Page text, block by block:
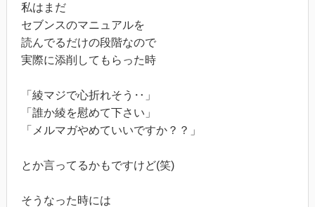
私はまだ
セブンスのマニュアルを
読んでるだけの段階なので
実際に添削してもらった時
「綾マジで心折れそう‥」
「誰か綾を慰めて下さい」
「メルマガやめていいですか？？」
とか言ってるかもですけど(笑)
そうなった時には